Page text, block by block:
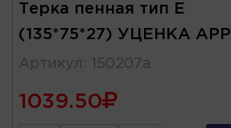
Терка пенная тип Е
(135*75*27) УЦЕНКА APP
Артикул : 150207a
1039.50